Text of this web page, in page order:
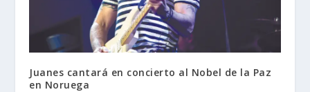
Juanes cantará en concierto al Nobel de la Paz
en Noruega